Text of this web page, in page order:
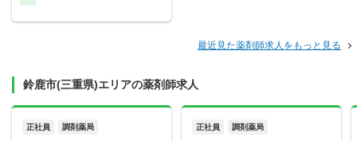
最近見た薬剤師求人をもっと見る
鈴鹿市(三重県)エリアの薬剤師求人
正社員 調剤薬局 正社員 調剤薬局